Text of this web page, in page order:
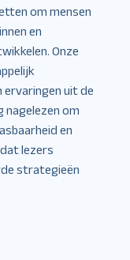
om mensen
en
Onze
ervaringen uit de
om
en
lezers
strategieën